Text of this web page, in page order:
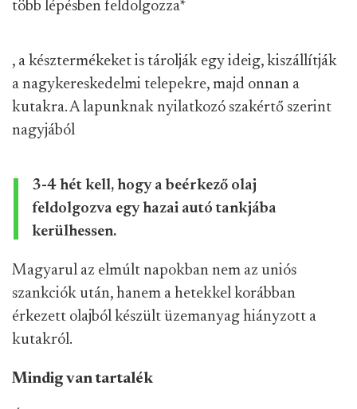
több lépésben feldolgozza*
, a késztermékeket is tárolják egy ideig, kiszállítják
a nagykereskedelmi telepekre, majd onnan a
kutakra. A lapunknak nyilatkozó szakértő szerint
nagyjából
3-4 hét kell, hogy a beérkező olaj
feldolgozva egy hazai autó tankjába
kerülhessen.
Magyarul az elmúlt napokban nem az uniós
szankciók után, hanem a hetekkel korábban
érkezett olajból készült üzemanyag hiányzott a
kutakról.
Mindig van tartalék